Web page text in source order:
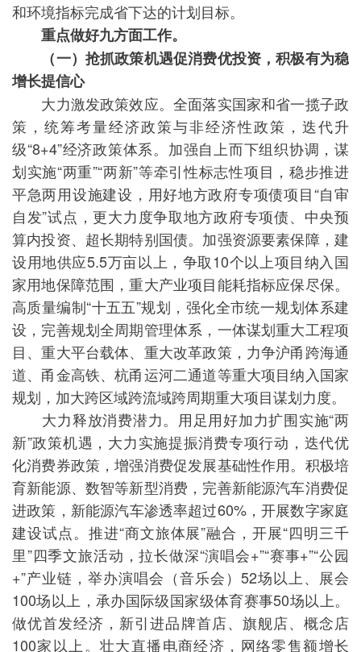
和环境指标完成省下达的计划目标。
重点做好九方面工作。
（一）抢抓政策机遇促消费优投资，积极有为稳
增长提信心
大力激发政策效应。全面落实国家和省一揽子政
策，统筹考量经济政策与非经济性政策，迭代升
级“8+4”经济政策体系。加强自上而下组织协调，谋
划实施“两重”“两新”等牵引性标志性项目，稳步推进
平急两用设施建设，用好地方政府专项债项目“自审
自发”试点，更大力度争取地方政府专项债、中央预
算内投资、超长期特别国债。加强资源要素保障，建
设用地供应5.5万亩以上，争取10个以上项目纳入国
家用地保障范围，重大产业项目能耗指标应保尽保。
高质量编制“十五五”规划，强化全市统一规划体系建
设，完善规划全周期管理体系，一体谋划重大工程项
目、重大平台载体、重大改革政策，力争沪甬跨海通
道、甬金高铁、杭甬运河二通道等重大项目纳入国家
规划，加大跨区域跨流域跨周期重大项目谋划力度。
大力释放消费潜力。用足用好加力扩围实施“两
新”政策机遇，大力实施提振消费专项行动，迭代优
化消费券政策，增强消费促发展基础性作用。积极培
育新能源、数智等新型消费，完善新能源汽车消费促
进政策，新能源汽车渗透率超过60%，开展数字家庭
建设试点。推进“商文旅体展”融合，开展“四明三千
里”四季文旅活动，拉长做深“演唱会+”“赛事+”“公园
+”产业链，举办演唱会（音乐会）52场以上、展会
100场以上，承办国际级国家级体育赛事50场以上。
做优首发经济，新引进品牌首店、旗舰店、概念店
100家以上。壮大直播电商经济，网络零售额增长